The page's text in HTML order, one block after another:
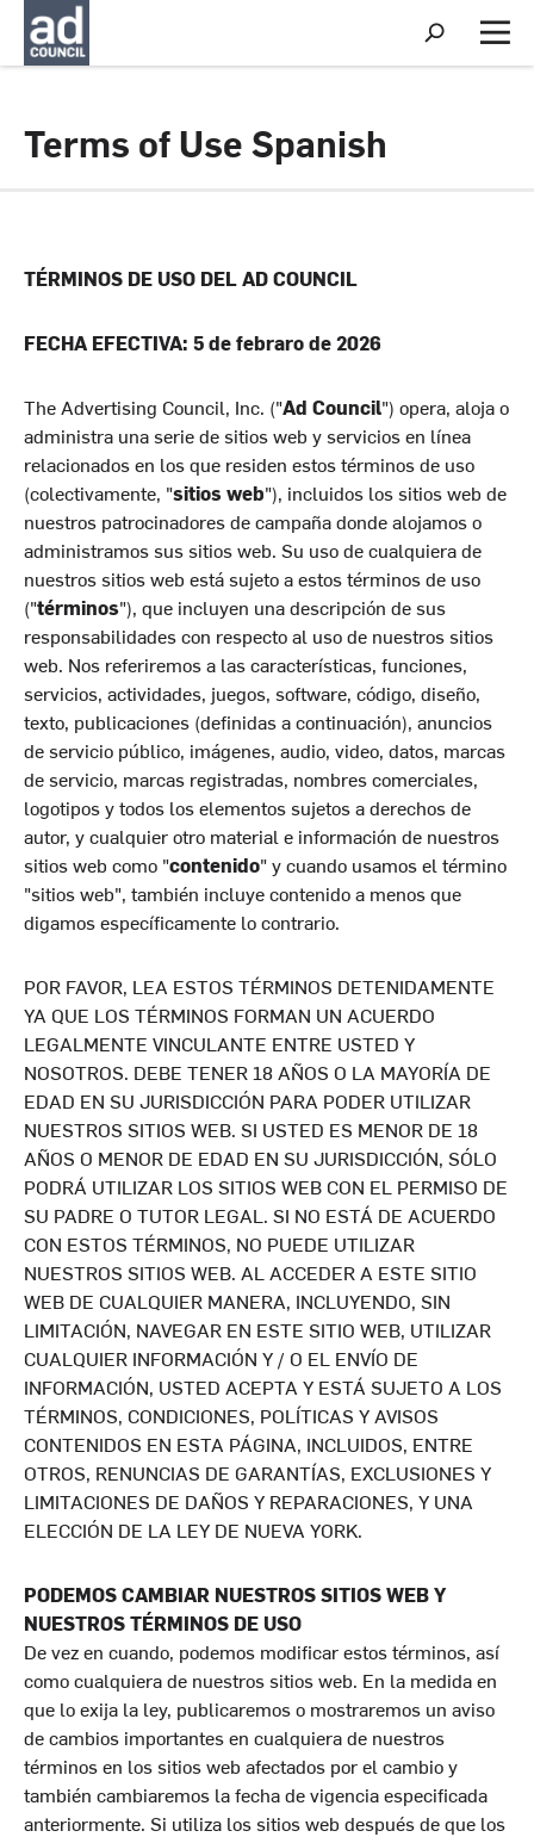
S
h
o
M
e
Terms of Use Spanish
TÉRMINOS DE USO DEL AD COUNCIL
FECHA EFECTIVA: 5 de febraro de 2026
The Advertising Council, Inc. ("Ad Council") opera, aloja o
administra una serie de sitios web y servicios en línea
relacionados en los que residen estos términos de uso
(colectivamente, "sitios web"), incluidos los sitios web de
nuestros patrocinadores de campaña donde alojamos o
administramos sus sitios web. Su uso de cualquiera de
nuestros sitios web está sujeto a estos términos de uso
("términos"), que incluyen una descripción de sus
responsabilidades con respecto al uso de nuestros sitios
web. Nos referiremos a las características, funciones,
servicios, actividades, juegos, software, código, diseño,
texto, publicaciones (definidas a continuación), anuncios
de servicio público, imágenes, audio, video, datos, marcas
de servicio, marcas registradas, nombres comerciales,
logotipos y todos los elementos sujetos a derechos de
autor, y cualquier otro material e información de nuestros
sitios web como "contenido" y cuando usamos el término
"sitios web", también incluye contenido a menos que
digamos específicamente lo contrario.
POR FAVOR, LEA ESTOS TÉRMINOS DETENIDAMENTE
YA QUE LOS TÉRMINOS FORMAN UN ACUERDO
LEGALMENTE VINCULANTE ENTRE USTED Y
NOSOTROS. DEBE TENER 18 AÑOS O LA MAYORÍA DE
EDAD EN SU JURISDICCIÓN PARA PODER UTILIZAR
NUESTROS SITIOS WEB. SI USTED ES MENOR DE 18
AÑOS O MENOR DE EDAD EN SU JURISDICCIÓN, SÓLO
PODRÁ UTILIZAR LOS SITIOS WEB CON EL PERMISO DE
SU PADRE O TUTOR LEGAL. SI NO ESTÁ DE ACUERDO
CON ESTOS TÉRMINOS, NO PUEDE UTILIZAR
NUESTROS SITIOS WEB. AL ACCEDER A ESTE SITIO
WEB DE CUALQUIER MANERA, INCLUYENDO, SIN
LIMITACIÓN, NAVEGAR EN ESTE SITIO WEB, UTILIZAR
CUALQUIER INFORMACIÓN Y / O EL ENVÍO DE
INFORMACIÓN, USTED ACEPTA Y ESTÁ SUJETO A LOS
TÉRMINOS, CONDICIONES, POLÍTICAS Y AVISOS
CONTENIDOS EN ESTA PÁGINA, INCLUIDOS, ENTRE
OTROS, RENUNCIAS DE GARANTÍAS, EXCLUSIONES Y
LIMITACIONES DE DAÑOS Y REPARACIONES, Y UNA
ELECCIÓN DE LA LEY DE NUEVA YORK.
PODEMOS CAMBIAR NUESTROS SITIOS WEB Y
NUESTROS TÉRMINOS DE USO
De vez en cuando, podemos modificar estos términos, así
como cualquiera de nuestrossitios web. En la medida en
que lo exija la ley, publicaremos o mostraremos un aviso
de cambios importantes en cualquiera de nuestros
términos en los sitios web afectados por el cambio y
también cambiaremos la fecha de vigencia especificada
anteriormente. Si utiliza los sitios web después de que los